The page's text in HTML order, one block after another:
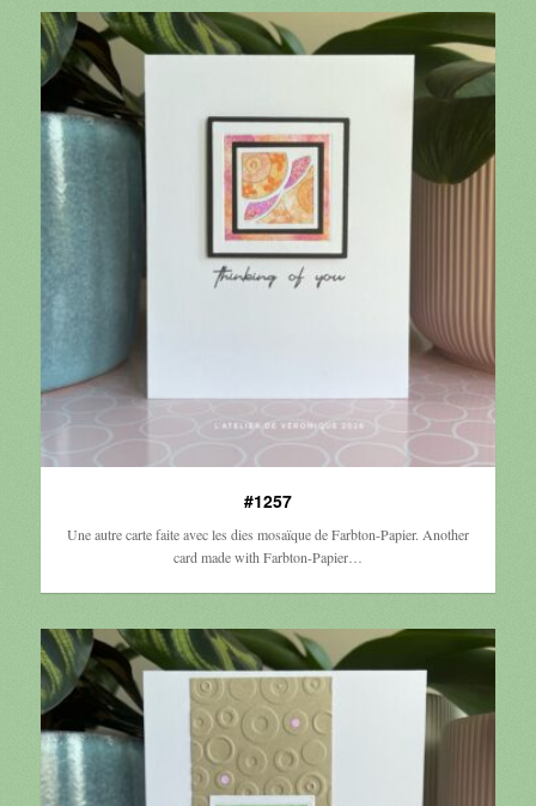
#1257
Une autre carte faite avec les dies mosaïque de Farbton-Papier. Another
card made with Farbton-Papier…